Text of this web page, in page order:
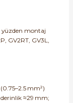
yüzden montaj
GV2RT, GV3L,
mm²)
≈29 mm;